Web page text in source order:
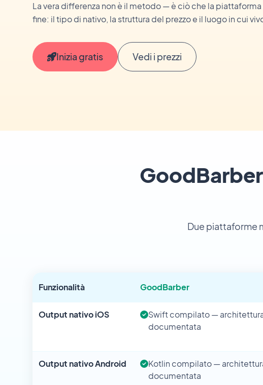
La vera differenza non è il metodo — è ciò che la
fine: il tipo di nativo, la struttura del prezzo e il luogo in cui
Inizia gratis Vedi i prezzi
Due piattaforme
Funzionalità GoodBarber
Output nativo iOS
Swift compilato —
documentata
Output nativo Android
Kotlin compilato —
documentata